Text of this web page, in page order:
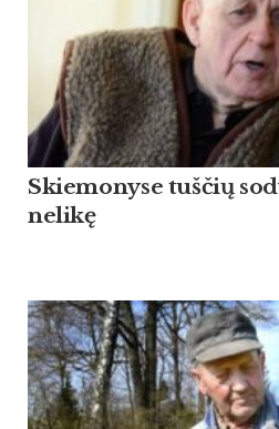
Skiemonyse tuščių
nelikę